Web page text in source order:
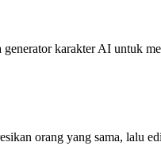
karakter AI untuk
orang yang sama, lalu